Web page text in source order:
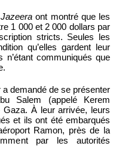
ont montré que les
1 000 et 2 000 dollars par
stricts. Seules les
qu’elles gardent leur
communiqués que
a demandé de se présenter
Salem (appelé Kerem
À leur arrivée, leurs
et ils ont été embarqués
Ramon, près de la
par les autorités